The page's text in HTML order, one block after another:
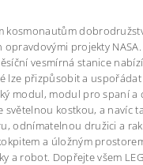
kosmonautům
projekty
vesmírná stanice
lze přizpůsobit a
modul, modul pro spaní a
kostkou, a navíc
odnímatelnou družici a
a úložným
a robot. Dopřejte všem